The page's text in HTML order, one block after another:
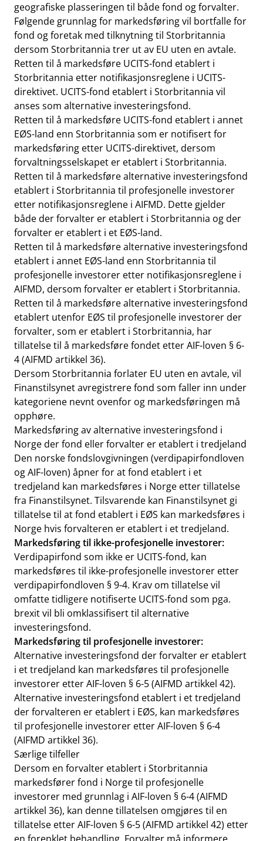
geografiske plasseringen til både fond og forvalter.
Følgende grunnlag for markedsføring vil bortfalle for
fond og foretak med tilknytning til Storbritannia
dersom Storbritannia trer ut av EU uten en avtale.
Retten til å markedsføre UCITS-fond etablert i
Storbritannia etter notifikasjonsreglene i UCITS-
direktivet. UCITS-fond etablert i Storbritannia vil
anses som alternative investeringsfond.
Retten til å markedsføre UCITS-fond etablert i annet
EØS-land enn Storbritannia som er notifisert for
markedsføring etter UCITS-direktivet, dersom
forvaltningsselskapet er etablert i Storbritannia.
Retten til å markedsføre alternative investeringsfond
etablert i Storbritannia til profesjonelle investorer
etter notifikasjonsreglene i AIFMD. Dette gjelder
både der forvalter er etablert i Storbritannia og der
forvalter er etablert i et EØS-land.
Retten til å markedsføre alternative investeringsfond
etablert i annet EØS-land enn Storbritannia til
profesjonelle investorer etter notifikasjonsreglene i
AIFMD, dersom forvalter er etablert i Storbritannia.
Retten til å markedsføre alternative investeringsfond
etablert utenfor EØS til profesjonelle investorer der
forvalter, som er etablert i Storbritannia, har
tillatelse til å markedsføre fondet etter AIF-loven § 6-
4 (AIFMD artikkel 36).
Dersom Storbritannia forlater EU uten en avtale, vil
Finanstilsynet avregistrere fond som faller inn under
kategoriene nevnt ovenfor og markedsføringen må
opphøre.
Markedsføring av alternative investeringsfond i
Norge der fond eller forvalter er etablert i tredjeland
Den norske fondslovgivningen (verdipapirfondloven
og AIF-loven) åpner for at fond etablert i et
tredjeland kan markedsføres i Norge etter tillatelse
fra Finanstilsynet. Tilsvarende kan Finanstilsynet gi
tillatelse til at fond etablert i EØS kan markedsføres i
Norge hvis forvalteren er etablert i et tredjeland.
Markedsføring til ikke-profesjonelle investorer:
Verdipapirfond som ikke er UCITS-fond, kan
markedsføres til ikke-profesjonelle investorer etter
verdipapirfondloven § 9-4. Krav om tillatelse vil
omfatte tidligere notifiserte UCITS-fond som pga.
brexit vil bli omklassifisert til alternative
investeringsfond.
Markedsføring til profesjonelle investorer:
Alternative investeringsfond der forvalter er etablert
i et tredjeland kan markedsføres til profesjonelle
investorer etter AIF-loven § 6-5 (AIFMD artikkel 42).
Alternative investeringsfond etablert i et tredjeland
der forvalteren er etablert i EØS, kan markedsføres
til profesjonelle investorer etter AIF-loven § 6-4
(AIFMD artikkel 36).
Særlige tilfeller
Dersom en forvalter etablert i Storbritannia
markedsfører fond i Norge til profesjonelle
investorer med grunnlag i AIF-loven § 6-4 (AIFMD
artikkel 36), kan denne tillatelsen omgjøres til en
tillatelse etter AIF-loven § 6-5 (AIFMD artikkel 42) etter